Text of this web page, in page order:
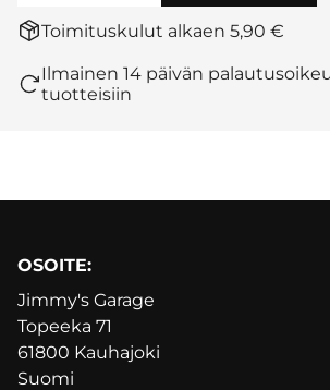
Toimituskulut alkaen 5,90 €
Ilmainen 14 päivän
tuotteisiin
OSOITE:
Jimmy's Garage
Topeeka 71
61800 Kauhajoki
Suomi